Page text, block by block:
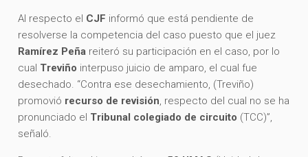
Al respecto el CJF informó que está pendiente de
resolverse la competencia del caso puesto que el juez
Ramírez Peña reiteró su participación en el caso, por lo
cual Treviño interpuso juicio de amparo, el cual fue
desechado. “Contra ese desechamiento, (Treviño)
promovió recurso de revisión, respecto del cual no se ha
pronunciado el Tribunal colegiado de circuito (TCC)”,
señaló.